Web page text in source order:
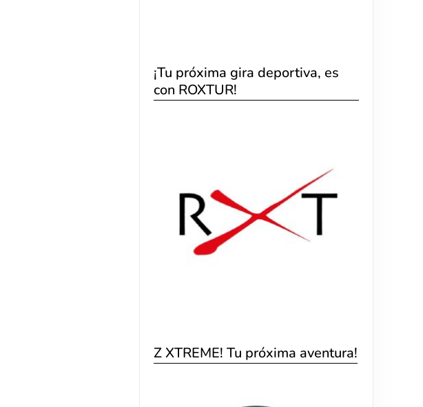
¡Tu próxima gira deportiva, es
con ROXTUR!
Z XTREME! Tu próxima aventura!